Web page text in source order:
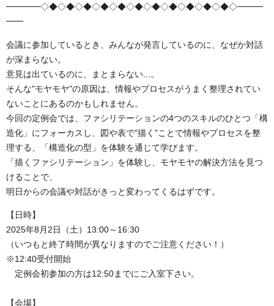
━━━━◇◆◇◆◇◆◇◆◇◆◇◆◇◆◇◆◇◆◇◆◇◆◇━━━
━━
会議に参加しているとき、みんなが発言しているのに、なぜか対話
が深まらない。
意見は出ているのに、まとまらない...。
そんな"モヤモヤ"の原因は、情報やプロセスがうまく整理されてい
ないことにあるのかもしれません。
今回の定例会では、ファシリテーションの4つのスキルのひとつ「構
造化」にフォーカスし、図や表で"描く"ことで情報やプロセスを整
理する、「構造化の型」を体験を通じて学びます。
「描くファシリテーション」を体験し、モヤモヤの解決方法を見つ
けることで、
明日からの会議や対話がきっと変わってくるはずです。
【日時】
2025年8月2日（土）13:00～16:30
（いつもと終了時間が異なりますのでご注意ください！）
※12:40受付開始
定例会初参加の方は12:50までにご入室下さい。
【会場】